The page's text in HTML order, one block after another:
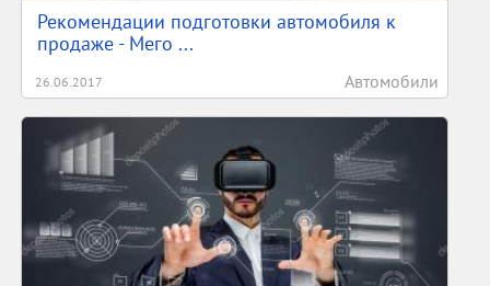
Рекомендации подготовки автомобиля к
продаже - Мего ...
26.06.2017 Автомобили